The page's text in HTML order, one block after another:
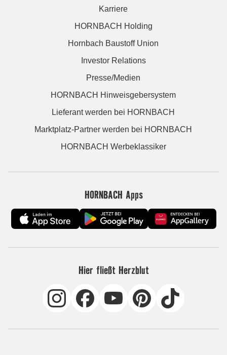
Karriere
HORNBACH Holding
Hornbach Baustoff Union
Investor Relations
Presse/Medien
HORNBACH Hinweisgebersystem
Lieferant werden bei HORNBACH
Marktplatz-Partner werden bei HORNBACH
HORNBACH Werbeklassiker
HORNBACH Apps
Hier fließt Herzblut